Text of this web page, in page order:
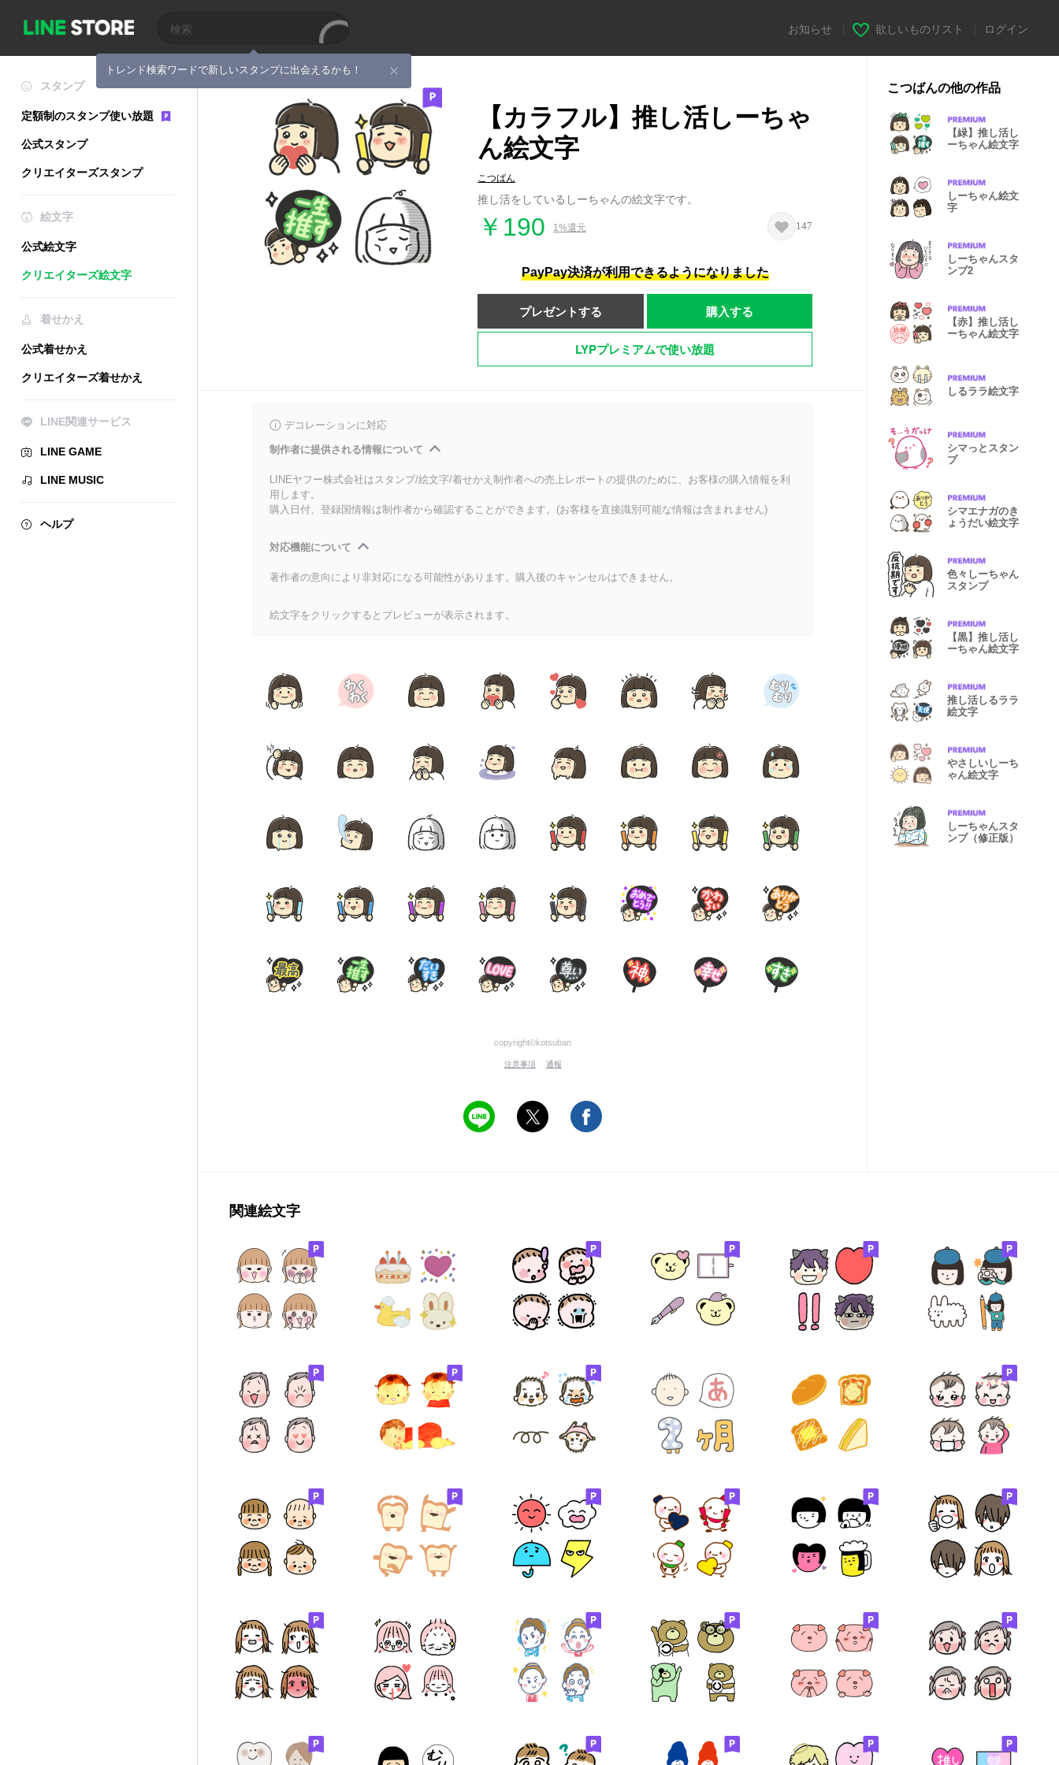
トレンド検索ワードで新しいスタンプに出会えるかも！
お知らせ 欲しいものリスト ログイン
スタンプ
定額制のスタンプ使い放題
公式スタンプ
クリエイターズスタンプ
絵文字
公式絵文字
クリエイターズ絵文字
着せかえ
公式着せかえ
クリエイターズ着せかえ
LINE関連サービス
LINE GAME
LINE MUSIC
ヘルプ
【カラフル】推し活しーちゃ
ん絵文字
こつばん
推し活をしているしーちゃんの絵文字です。
￥190 1%還元 147
PayPay決済が利用できるようになりました
プレゼントする 購入する
LYPプレミアムで使い放題
デコレーションに対応
制作者に提供される情報について
LINEヤフー株式会社はスタンプ/絵文字/着せかえ制作者への売上レポートの提供のために、お客様の購入情報を利
用します。
購入日付、登録国情報は制作者から確認することができます。(お客様を直接識別可能な情報は含まれません)
対応機能について
著作者の意向により非対応になる可能性があります。購入後のキャンセルはできません。
絵文字をクリックするとプレビューが表示されます。
copyright©kotsuban
注意事項 通報
こつばんの他の作品
【緑】推し活し
ーちゃん絵文字
しーちゃん絵文
字
しーちゃんスタ
ンプ2
【赤】推し活し
ーちゃん絵文字
しるララ絵文字
シマっとスタン
プ
シマエナガのき
ょうだい絵文字
色々しーちゃん
スタンプ
【黒】推し活し
ーちゃん絵文字
推し活しるララ
絵文字
やさしいしーち
ゃん絵文字
しーちゃんスタ
ンプ（修正版）
関連絵文字